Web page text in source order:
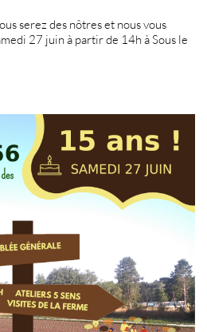
serez des nôtres et nous vous
27 juin à partir de 14h à Sous le